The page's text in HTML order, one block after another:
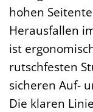
hohen
Herausfallen
ist
rutschfesten
sicheren Auf-
Die klaren